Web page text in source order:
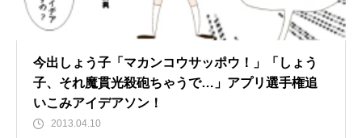
今出しょう子「マカンコウサッポウ！」「しょう
子、それ魔貫光殺砲ちゃうで…」アプリ選手権追
いこみアイデアソン！
2013.04.10